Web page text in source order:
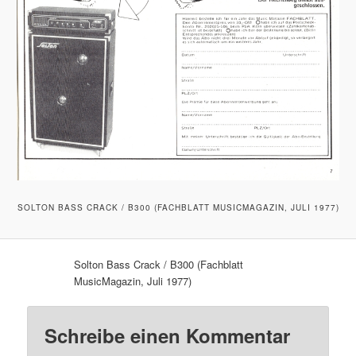
SOLTON BASS CRACK / B300 (FACHBLATT MUSICMAGAZIN, JULI 1977)
Solton Bass Crack / B300 (Fachblatt
MusicMagazin, Juli 1977)
Schreibe einen Kommentar